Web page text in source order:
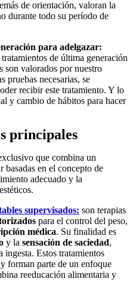
de orientación, valoran la
durante todo su período de
para adelgazar:
de última generación
son valorados por nuestro
pruebas necesarias, se
recibir este tratamiento. Y lo
y cambio de hábitos para hacer
principales
que combina un
basadas en el concepto de
adecuado y la
supervisados: son terapias
para el control del peso,
médica. Su finalidad es
y la sensación de saciedad,
Estos tratamientos
forman parte de un enfoque
reeducación alimentaria y